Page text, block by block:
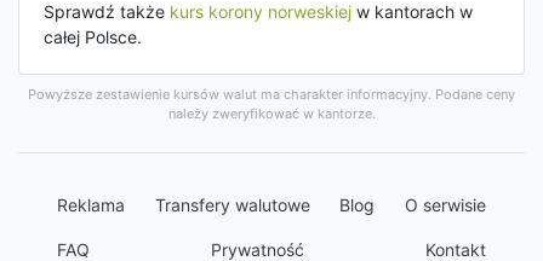
Sprawdź także kurs korony norweskiej w kantorach w
całej Polsce.
Powyższe zestawienie kursów walut ma charakter informacyjny. Podane ceny
należy zweryfikować w kantorze.
Reklama Transfery walutowe Blog O serwisie
FAQ Prywatność Kontakt